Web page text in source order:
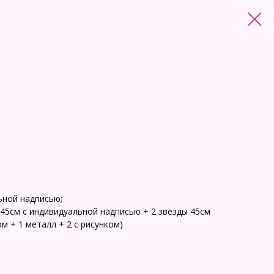
надписью;
с индивидуальной надписью + 2 звезды 45см
+ 1 металл + 2 с рисунком)